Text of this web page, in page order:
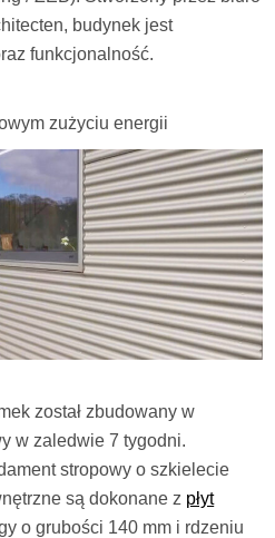
budynek jest
funkcjonalność.
został zbudowany w
w zaledwie 7 tygodni.
stropowy o szkielecie
są dokonane z płyt
o grubości 140 mm i rdzeniu